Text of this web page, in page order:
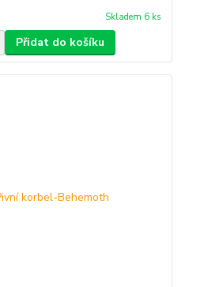
Skladem 6 ks
Přidat do košíku